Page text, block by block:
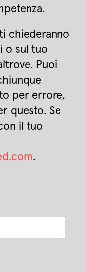
chiederanno
o sul tuo
Puoi
per errore,
questo. Se
il tuo
.